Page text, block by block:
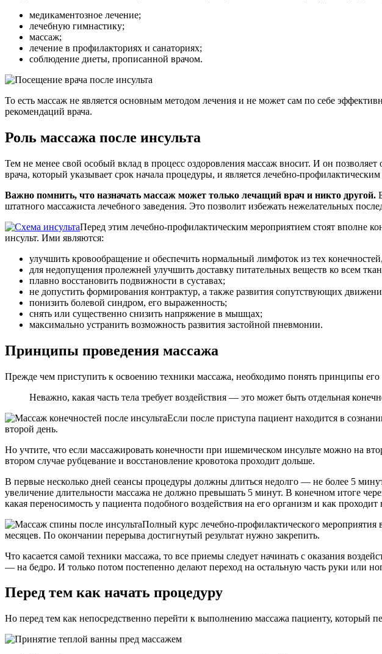
медикаментозное лечение;
лечебную гимнастику;
массаж;
лечение в профилакториях и санаториях;
соблюдение диеты, прописанной врачом.
То есть массаж не является основным методом лечения и не может сам по себе
рекомендаций врача.
Роль массажа после инсульта
Тем не менее свой особый вклад в процесс оздоровления массаж вносит. И он
врача, который указывает срок начала процедуры, и является лечебно-
Важно помнить, что назначать массаж может только лечащий врач и никто другой.
штатного массажиста лечебного заведения. Это позволит избежать нежелательных
Перед этим лечебно-профилактическим мероприятием стоят вполне
инсульт. Ими являются:
улучшить кровообращение и обеспечить нормальный лимфоток из тех
для недопущения пролежней улучшить доставку питательных веществ ко всем
плавно восстановить подвижности в суставах;
не допустить формирования контрактур, а также развития сопутствующих
понизить болевой синдром, его выраженность;
снять или существенно снизить напряжение в мышцах;
максимально устранить возможность развития застойной пневмонии.
Принципы проведения массажа
Прежде чем приступить к освоению техники массажа, необходимо понять принципы его
Неважно, какая часть тела требует воздействия — это может быть отдельная
Если после приступа пациент находится в
второй день.
Но учтите, что если массажировать конечности при ишемическом инсульте можно на
втором случае рубцевание и восстановление кровотока проходит дольше.
В первые несколько дней сеансы процедуры должны длиться недолго — не более 5
увеличение длительности массажа не должно превышать 5 минут. В конечном итоге
какая переносимость у пациента подобного воздействия на его организм и как проходит
Полный курс лечебно-профилактического мероприятия
месяцев. По окончании перерыва достигнутый результат нужно закрепить.
Что касается самой техники массажа, то все приемы следует начинать с оказания
— на бедро. И только потом постепенно делают переход на остальную часть руки или
Перед тем как начать процедуру
Но перед тем как непосредственно перейти к выполнению массажа пациенту, который